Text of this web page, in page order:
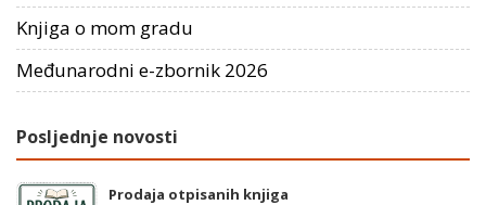
Knjiga o mom gradu
Međunarodni e-zbornik 2026
Posljednje novosti
Prodaja otpisanih knjiga